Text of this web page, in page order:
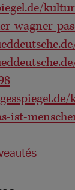
wagner-
ist-